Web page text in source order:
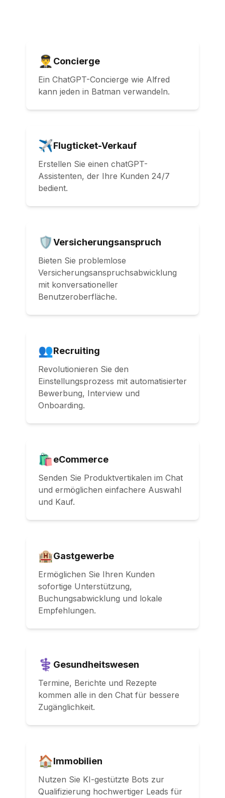
👨‍✈️ Concierge
Ein ChatGPT-Concierge wie Alfred
kann jeden in Batman verwandeln.
✈️Flugticket-Verkauf
Erstellen Sie einen chatGPT-
Assistenten, der Ihre Kunden 24/7
bedient.
🛡️Versicherungsanspruch
Bieten Sie problemlose
Versicherungsanspruchsabwicklung
mit konversationeller
Benutzeroberfläche.
👥Recruiting
Revolutionieren Sie den
Einstellungsprozess mit automatisierter
Bewerbung, Interview und
Onboarding.
🛍️eCommerce
Senden Sie Produktvertikalen im Chat
und ermöglichen einfachere Auswahl
und Kauf.
🏨Gastgewerbe
Ermöglichen Sie Ihren Kunden
sofortige Unterstützung,
Buchungsabwicklung und lokale
Empfehlungen.
⚕️ Gesundheitswesen
Termine, Berichte und Rezepte
kommen alle in den Chat für bessere
Zugänglichkeit.
🏠Immobilien
Nutzen Sie KI-gestützte Bots zur
Qualifizierung hochwertiger Leads für